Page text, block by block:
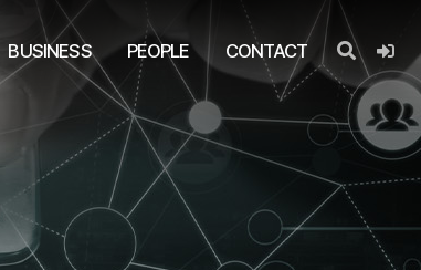
BUSINESS PEOPLE CONTACT